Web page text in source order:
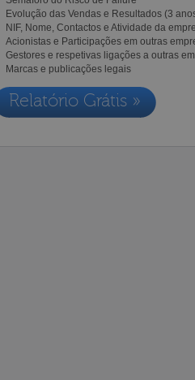
Evolução das Vendas e Resultados (3
NIF, Nome, Contactos e Atividade da
Acionistas e Participações em outras
Gestores e respetivas ligações a outras
Marcas e publicações legais
Relatório Grátis »